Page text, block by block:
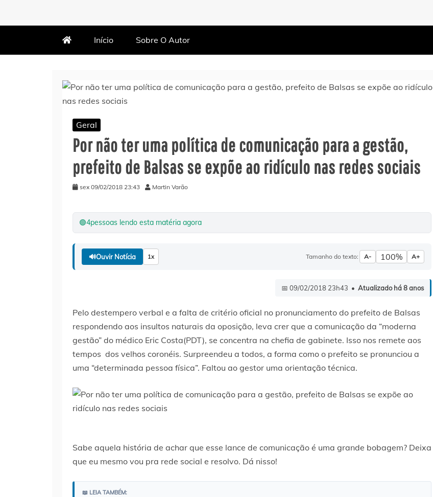
Início Sobre O Autor
Geral
Por não ter uma política de comunicação para a gestão,
prefeito de Balsas se expõe ao ridículo nas redes sociais
sex 09/02/2018 23:43 Martin Varão
🟢4pessoas lendo esta matéria agora
🔊Ouvir Notícia 1x Tamanho do texto: A- 100% A+
📅 09/02/2018 23h43 • Atualizado há 8 anos
Pelo destempero verbal e a falta de critério oficial no pronunciamento do prefeito de Balsas
respondendo aos insultos naturais da oposição, leva crer que a comunicação da “moderna
gestão” do médico Eric Costa(PDT), se concentra na chefia de gabinete. Isso nos remete aos
tempos dos velhos coronéis. Surpreendeu a todos, a forma como o prefeito se pronunciou a
uma “determinada pessoa física”. Faltou ao gestor uma orientação técnica.
Sabe aquela história de achar que esse lance de comunicação é uma grande bobagem? Deixa
que eu mesmo vou pra rede social e resolvo. Dá nisso!
📖 LEIA TAMBÉM: